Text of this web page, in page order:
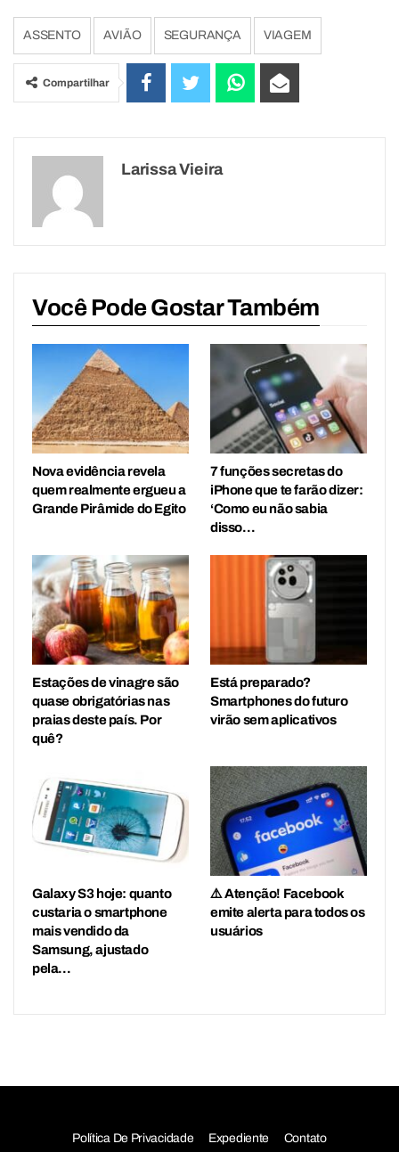
ASSENTO AVIÃO SEGURANÇA VIAGEM
Compartilhar
Larissa Vieira
Você Pode Gostar Também
Nova evidência revela
quem realmente ergueu a
Grande Pirâmide do Egito
7 funções secretas do
iPhone que te farão dizer:
‘Como eu não sabia
disso…
Estações de vinagre são
quase obrigatórias nas
praias deste país. Por
quê?
Está preparado?
Smartphones do futuro
virão sem aplicativos
Galaxy S3 hoje: quanto
custaria o smartphone
mais vendido da
Samsung, ajustado
pela…
⚠️ Atenção! Facebook
emite alerta para todos os
usuários
Política De Privacidade Expediente Contato